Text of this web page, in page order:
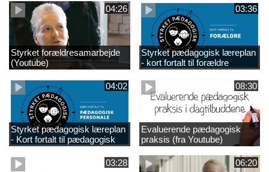
04:26
Styrket forældresamarbejde
(Youtube)
03:36
Styrket pædagogisk læreplan
- kort fortalt til forældre
(Youtube)
04:02
Styrket pædagogisk læreplan
- Kort fortalt til pædagogisk
personale /Youtube)
08:30
Evaluerende pædagogisk
praksis (fra Youtube)
03:28 06:20